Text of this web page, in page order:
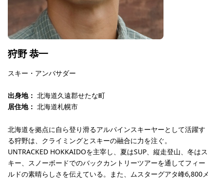
狩野 恭一
スキー・アンバサダー
出身地： 北海道久遠郡せたな町
居住地： 北海道札幌市
北海道を拠点に自ら登り滑るアルパインスキーヤーとして活躍す
る狩野は、クライミングとスキーの融合に力を注ぐ。
UNTRACKED HOKKAIDOを主宰し、夏はSUP、縦走登山、冬はス
キー、スノーボードでのバックカントリーツアーを通してフィー
ルドの素晴らしさを伝えている。また、ムスターグアタ峰6,800メ